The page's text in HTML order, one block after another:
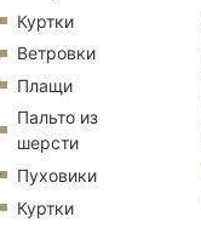
Куртки
Ветровки
Плащи
Пальто из
шерсти
Пуховики
Куртки